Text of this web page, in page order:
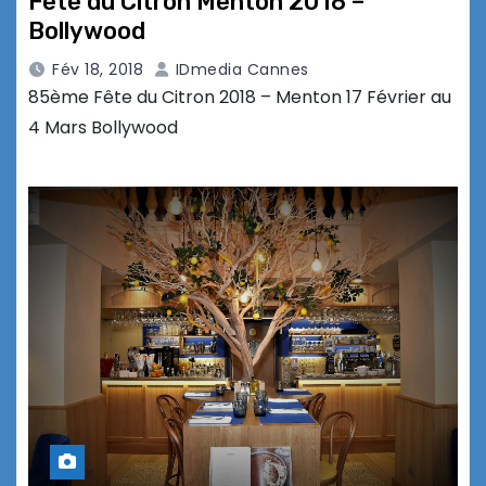
Bollywood
Fév 18, 2018 IDmedia Cannes
85ème Fête du Citron 2018 – Menton 17 Février au
4 Mars Bollywood